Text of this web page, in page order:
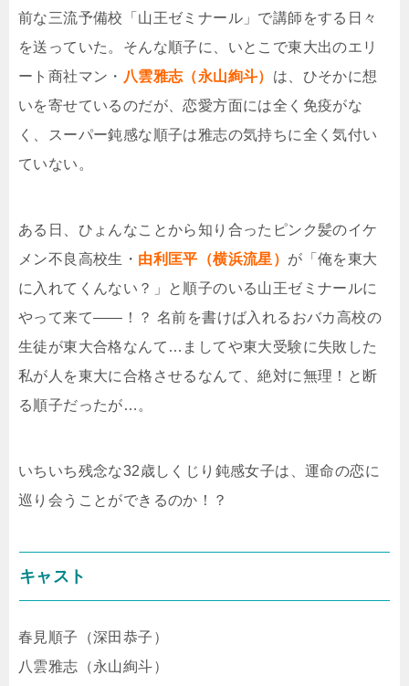
前な三流予備校「山王ゼミナール」で講師をする日々
を送っていた。そんな順子に、いとこで東大出のエリ
ート商社マン・ 八雲雅志（永山絢斗） は、ひそかに想
いを寄せているのだが、恋愛方面には全く免疫がな
く、スーパー鈍感な順子は雅志の気持ちに全く気付い
ていない。
ある日、ひょんなことから知り合ったピンク髪のイケ
メン不良高校生・ 由利匡平（横浜流星） が「俺を東大
に入れてくんない？」と順子のいる山王ゼミナールに
やって来て――！？ 名前を書けば入れるおバカ高校の
生徒が東大合格なんて…ましてや東大受験に失敗した
私が人を東大に合格させるなんて、絶対に無理！と断
る順子だったが…。
いちいち残念な32歳しくじり鈍感女子は、運命の恋に
巡り会うことができるのか！？
キャスト
春見順子（深田恭子）
八雲雅志（永山絢斗）